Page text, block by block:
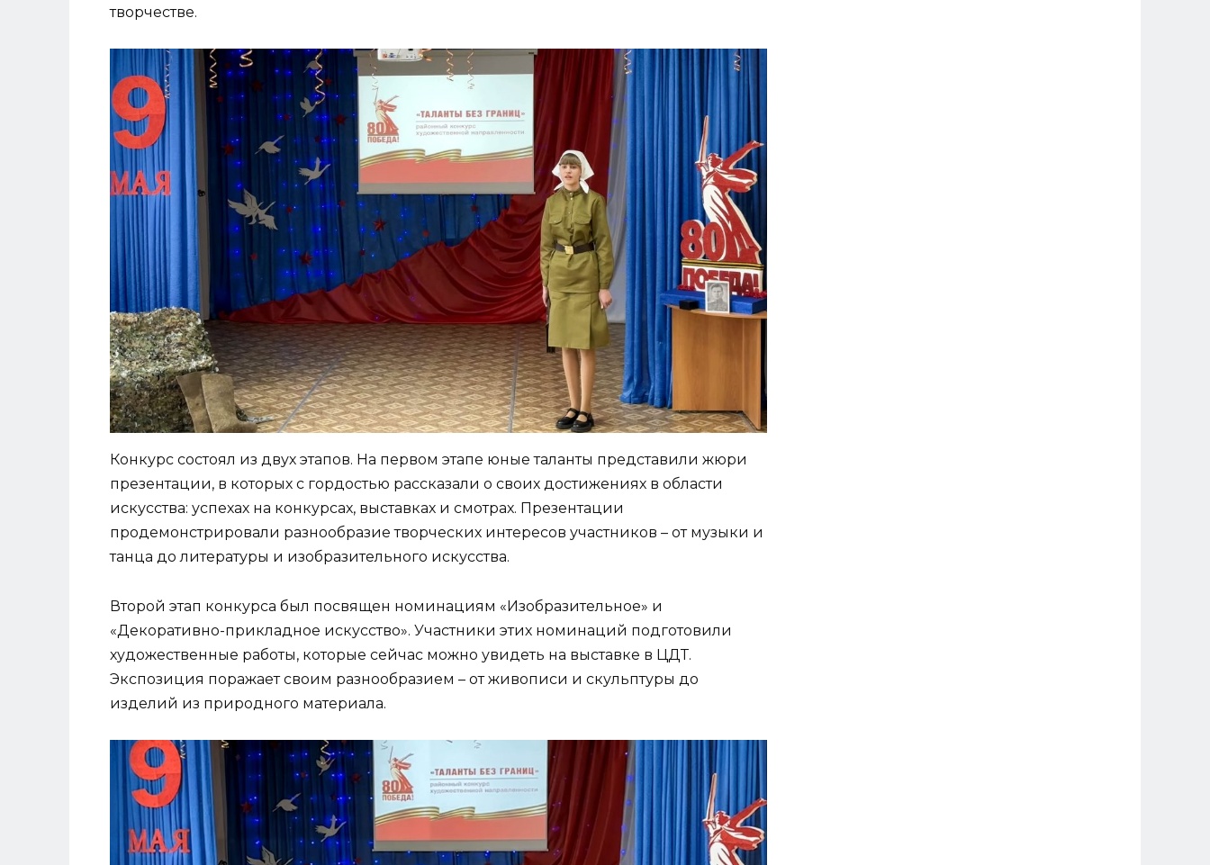
творчестве.
Конкурс состоял из двух этапов. На первом этапе юные таланты представили жюри
презентации, в которых с гордостью рассказали о своих достижениях в области
искусства: успехах на конкурсах, выставках и смотрах. Презентации
продемонстрировали разнообразие творческих интересов участников – от музыки и
танца до литературы и изобразительного искусства.
Второй этап конкурса был посвящен номинациям «Изобразительное» и
«Декоративно-прикладное искусство». Участники этих номинаций подготовили
художественные работы, которые сейчас можно увидеть на выставке в ЦДТ.
Экспозиция поражает своим разнообразием – от живописи и скульптуры до
изделий из природного материала.